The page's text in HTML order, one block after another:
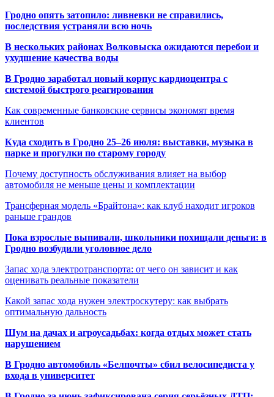
Гродно опять затопило: ливневки не справились,
последствия устраняли всю ночь
В нескольких районах Волковыска ожидаются перебои и
ухудшение качества воды
В Гродно заработал новый корпус кардиоцентра с
системой быстрого реагирования
Как современные банковские сервисы экономят время
клиентов
Куда сходить в Гродно 25–26 июля: выставки, музыка в
парке и прогулки по старому городу
Почему доступность обслуживания влияет на выбор
автомобиля не меньше цены и комплектации
Трансферная модель «Брайтона»: как клуб находит игроков
раньше грандов
Пока взрослые выпивали, школьники похищали деньги: в
Гродно возбудили уголовное дело
Запас хода электротранспорта: от чего он зависит и как
оценивать реальные показатели
Какой запас хода нужен электроскутеру: как выбрать
оптимальную дальность
Шум на дачах и агроусадьбах: когда отдых может стать
нарушением
В Гродно автомобиль «Белпочты» сбил велосипедиста у
входа в университет